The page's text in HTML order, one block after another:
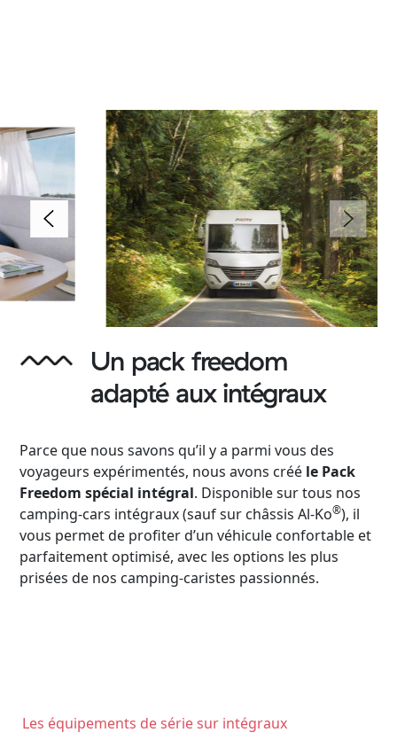
Configurez votre camping-car
Pilote et créez le modèle
Un pack freedom
adapté aux intégraux
Parce que nous savons qu’il y a parmi vous des
voyageurs expérimentés, nous avons créé le Pack
Freedom spécial intégral. Disponible sur tous nos
camping-cars intégraux (sauf sur châssis Al-Ko®), il
vous permet de profiter d’un véhicule confortable et
parfaitement optimisé, avec les options les plus
prisées de nos camping-caristes passionnés.
Les équipements de série sur intégraux